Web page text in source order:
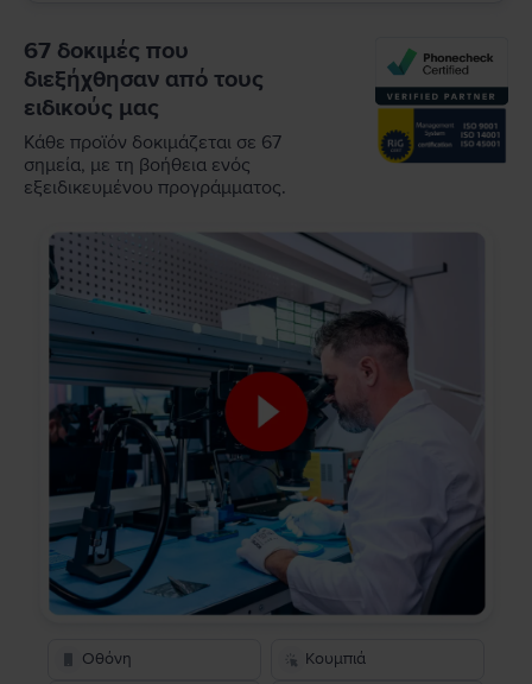
67 δοκιμές που
διεξήχθησαν από τους
ειδικούς μας
Κάθε προϊόν δοκιμάζεται σε 67
σημεία, με τη βοήθεια ενός
εξειδικευμένου προγράμματος.
Οθόνη Κουμπιά